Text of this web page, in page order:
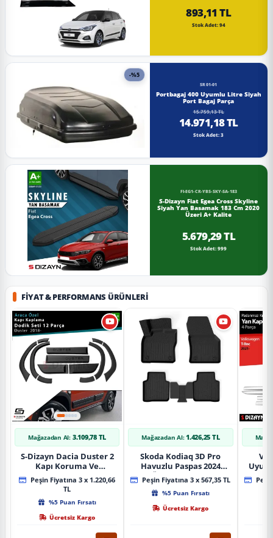
893,11 TL
Stok Adet: 94
-%5
SR01-01
Portbagaj 400 Uyumlu Litre Siyah
Port Bagaj Parça
15.759,13 TL
14.971,18 TL
Stok Adet: 3
FI-EG1-CR-YBS-SKY-SA-183
S-Dizayn Fiat Egea Cross Skyline
Siyah Yan Basamak 183 Cm 2020
Üzeri A+ Kalite
5.679,29 TL
Stok Adet: 999
FIYAT & PERFORMANS ÜRÜNLERI
Mağazadan Al: 3.109,78 TL
S-Dizayn Dacia Duster 2
Kapı Koruma Ve
Çamurluk Kaplaması
Dodik Seti 2018 Üzeri A+
Kalite
Peşin Fiyatına 3 x 1.220,66
TL
%5 Puan Fırsatı
Ücretsiz Kargo
Mağazadan Al: 1.426,25 TL
Skoda Kodiaq 3D Pro
Havuzlu Paspas 2024
Üzeri A+ Kalite
Peşin Fiyatına 3 x 567,35 TL
%5 Puan Fırsatı
Ücretsiz Kargo
Yan